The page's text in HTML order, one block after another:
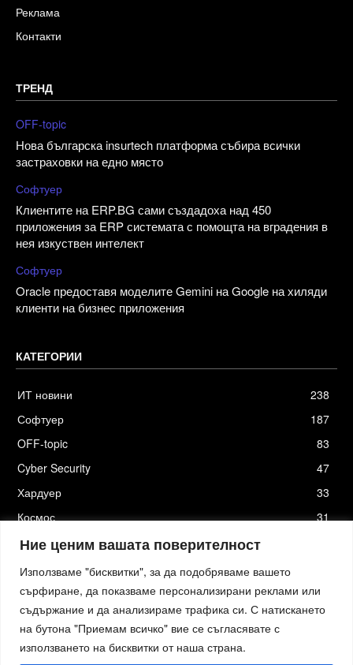
Ние ценим вашата поверителност
Използваме "бисквитки", за да подобряваме вашето
сърфиране, да показваме персонализирани реклами или
съдържание и да анализираме трафика си. С натискането
на бутона "Приемам всичко" вие се съгласявате с
използването на бисквитки от наша страна.
Реклама
Контакти
ТРЕНД
OFF-topic
Нова българска insurtech платформа събира всички
застраховки на едно място
Софтуер
Клиентите на ERP.BG сами създадоха над 450
приложения за ERP системата с помощта на вградения в
нея изкуствен интелект
Софтуер
Oracle предоставя моделите Gemini на Google на хиляди
клиенти на бизнес приложения
КАТЕГОРИИ
ИТ новини
238
Софтуер
187
OFF-topic
83
Cyber Security
47
Хардуер
33
Космос
31
Стартъпи
Хостинг отActiefhost.bg
Елизия софтуер|Петя Петрова - преводи и локализация|Smartage.bg|Kafene.bg|Технологични новини
Младежката медия|Стартъп новини.bg|пътна помощ София|Кърти Чисти Извозва Цени